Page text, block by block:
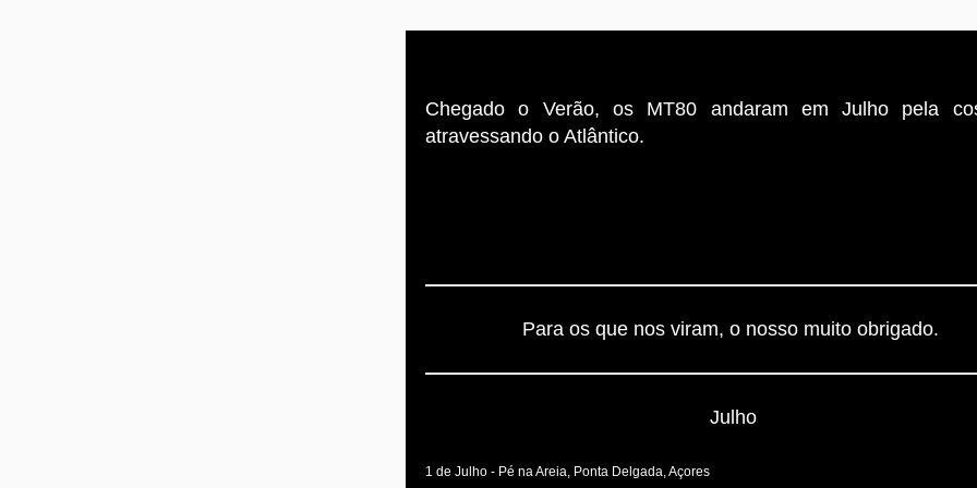
Chegado o Verão, os MT80 andaram em Julho pela
atravessando o Atlântico.
Para os que nos viram, o nosso muito obrigado.
Julho
1 de Julho - Pé na Areia, Ponta Delgada, Açores